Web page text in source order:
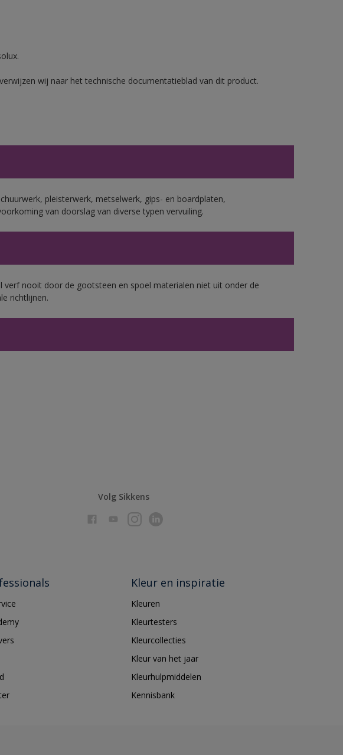
wij naar het technische documentatieblad van dit product.
pleisterwerk, metselwerk, gips- en boardplaten,
van doorslag van diverse typen vervuiling.
verf nooit door de gootsteen en spoel materialen niet uit onder de
richtlijnen.
Volg Sikkens
Kleur en inspiratie
Kleuren
Kleurtesters
Kleurcollecties
Kleur van het jaar
Kleurhulpmiddelen
Kennisbank